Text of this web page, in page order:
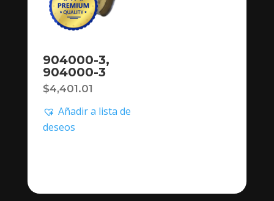
904000-3,
904000-3
$4,401.01
Añadir a lista de
deseos